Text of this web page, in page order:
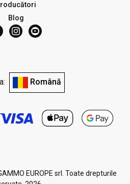
Blog
Română
EUROPE srl. Toate drepturile